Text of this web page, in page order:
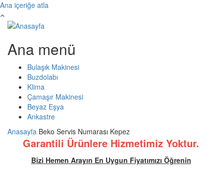
Ana içeriğe atla
Ana menü
Bulaşık Makinesi
Buzdolabı
Klima
Çamaşır Makinesi
Beyaz Eşya
Ankastre
Anasayfa Beko Servis Numarası Kepez
Garantili Ürünlere Hizmetimiz Yoktur.
Bizi Hemen Arayın En Uygun Fiyatımızı Öğrenin